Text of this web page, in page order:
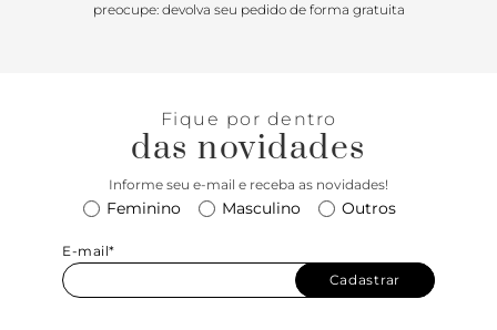
Porque Apostar: Para quem curte uma pegada mais
despojado para o seu visual.
preocupe: devolva seu pedido de forma gratuita
Fique por dentro
das novidades
Informe seu e-mail e receba as novidades!
Feminino Masculino Outros
E-mail*
Cadastrar